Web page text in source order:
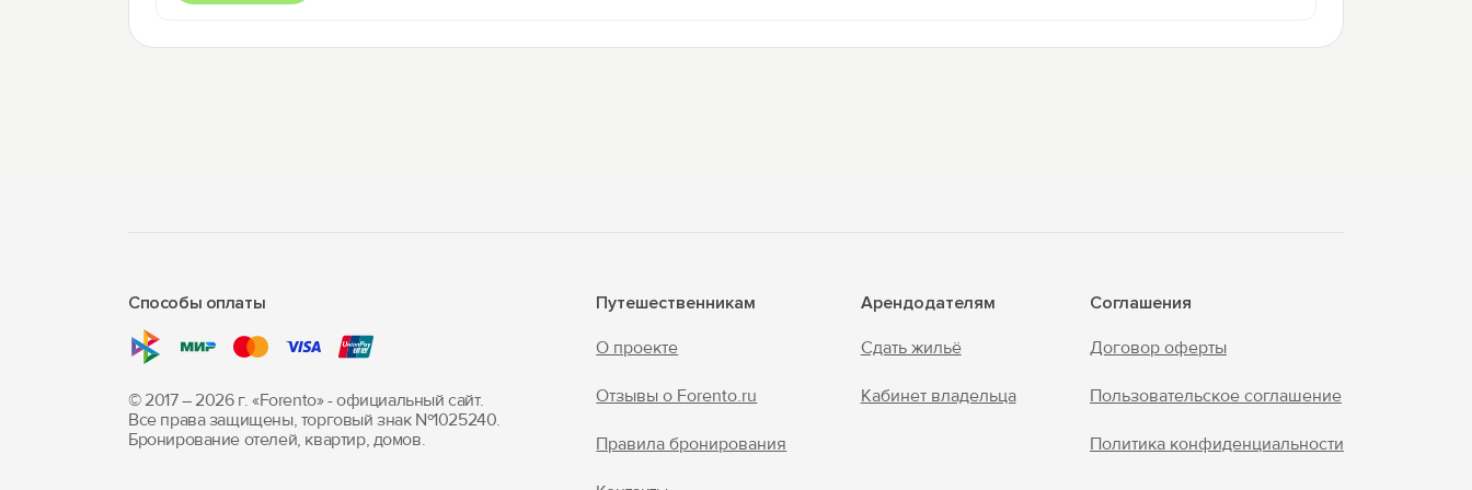
Путешественникам
О проекте
Отзывы о Forento.ru
Правила бронирования
Арендодателям
Сдать жильё
Кабинет владельца
Соглашения
Договор оферты
Пользовательское соглашение
Политика конфиденциальности
Способы оплаты
© 2017 – 2026 г. «Forento» - официальный сайт.
Все права защищены, торговый знак Nº1025240.
Бронирование отелей, квартир, домов.